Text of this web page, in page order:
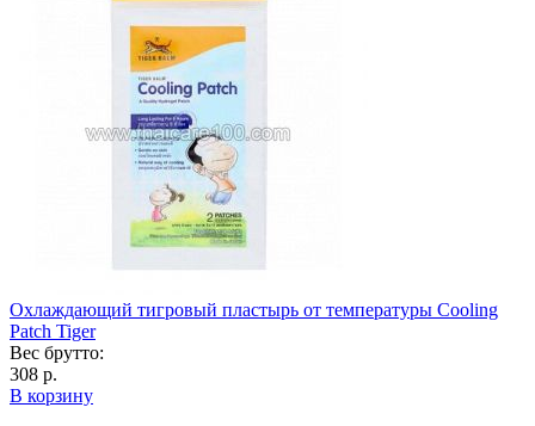
Охлаждающий тигровый пластырь от температуры Cooling
Patch Tiger
Вес брутто:
308 р.
В корзину